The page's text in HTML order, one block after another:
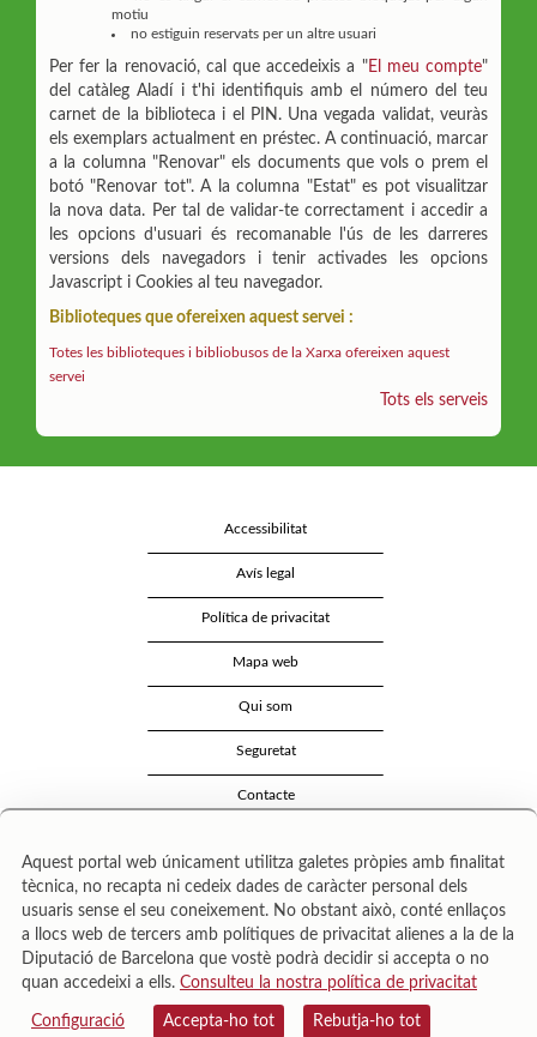
motiu
no estiguin reservats per un altre usuari
Per fer la renovació, cal que accedeixis a "El meu compte"
del catàleg Aladí i t'hi identifiquis amb el número del teu
carnet de la biblioteca i el PIN. Una vegada validat, veuràs
els exemplars actualment en préstec. A continuació, marcar
a la columna "Renovar" els documents que vols o prem el
botó "Renovar tot". A la columna "Estat" es pot visualitzar
la nova data. Per tal de validar-te correctament i accedir a
les opcions d'usuari és recomanable l'ús de les darreres
versions dels navegadors i tenir activades les opcions
Javascript i Cookies al teu navegador.
Biblioteques que ofereixen aquest servei :
Totes les biblioteques i bibliobusos de la Xarxa ofereixen aquest
servei
Tots els serveis
Accessibilitat
Avís legal
Política de privacitat
Mapa web
Qui som
Seguretat
Contacte
Área de Cultura – Gerència de Serveis de Biblioteques. Zamora, 73. 08018 Barcelona. Tel:
943 022 222.
Aquest portal web únicament utilitza galetes pròpies amb finalitat
tècnica, no recapta ni cedeix dades de caràcter personal dels
usuaris sense el seu coneixement. No obstant això, conté enllaços
a llocs web de tercers amb polítiques de privacitat alienes a la de la
Diputació de Barcelona que vostè podrà decidir si accepta o no
quan accedeixi a ells. Consulteu la nostra política de privacitat
Configuració Accepta-ho tot Rebutja-ho tot